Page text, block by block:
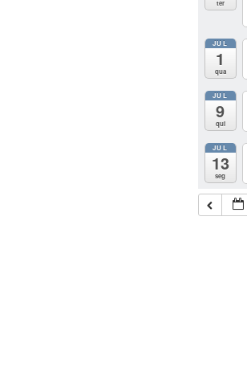
ter
JUL
1
qua
JUL
9
qui
JUL
13
seg